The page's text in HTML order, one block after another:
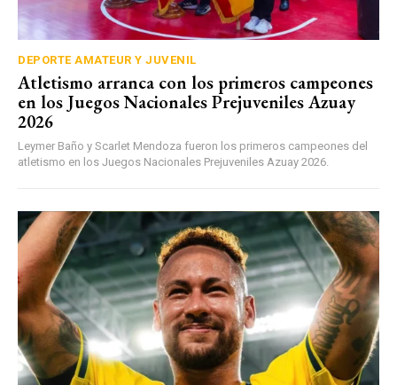
DEPORTE AMATEUR Y JUVENIL
Atletismo arranca con los primeros campeones
en los Juegos Nacionales Prejuveniles Azuay
2026
Leymer Baño y Scarlet Mendoza fueron los primeros campeones del
atletismo en los Juegos Nacionales Prejuveniles Azuay 2026.